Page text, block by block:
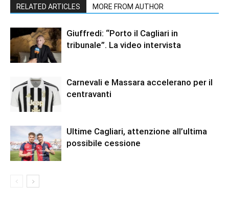
RELATED ARTICLES MORE FROM AUTHOR
Giuffredi: “Porto il Cagliari in
tribunale”. La video intervista
Carnevali e Massara accelerano per il
centravanti
Ultime Cagliari, attenzione all’ultima
possibile cessione